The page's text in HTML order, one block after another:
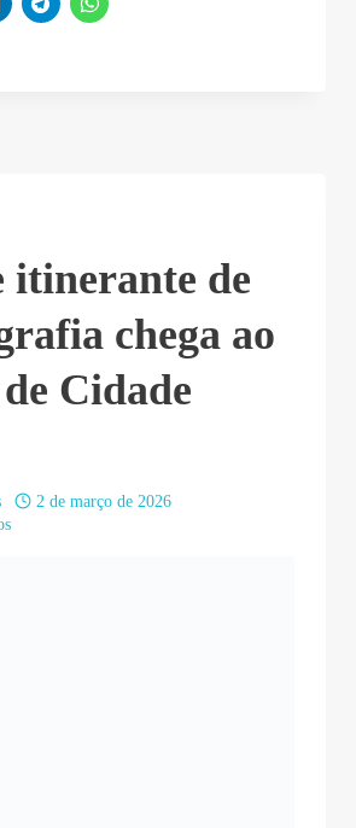
itinerante de
chega ao
Cidade
2 de março de 2026